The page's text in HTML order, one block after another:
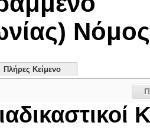
Πλήρες Κείμενο